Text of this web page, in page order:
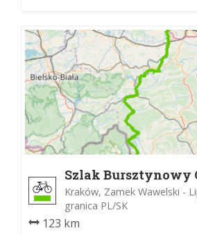
Szlak Bursztynowy
Kraków, Zamek Wawelski -
granica PL/SK
123 km